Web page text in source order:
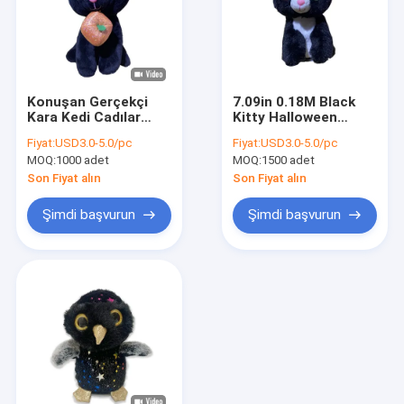
Konuşan Gerçekçi
Kara Kedi Cadılar
Hayvan 0.18M 7.09ft
Fiyat:USD3.0-5.0/pc
MOQ:1000 adet
Son Fiyat alın
Şimdi başvurun
7.09in 0.18M Black
Kitty Halloween
Piller
Fiyat:USD3.0-5.0/pc
MOQ:1500 adet
Son Fiyat alın
Şimdi başvurun